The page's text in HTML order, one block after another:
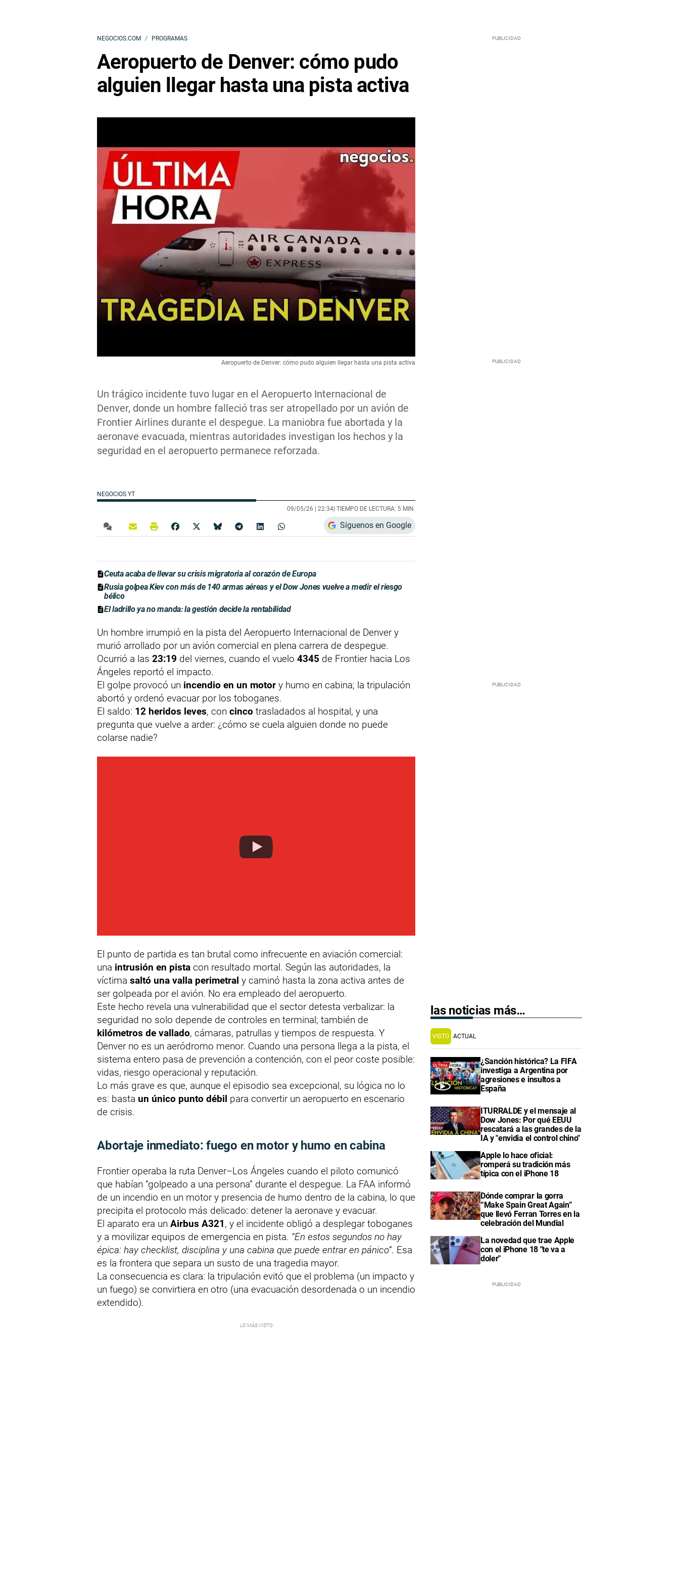
NEGOCIOS.COM PROGRAMAS
Aeropuerto de Denver: cómo pudo
alguien llegar hasta una pista activa
Un trágico incidente tuvo lugar en el Aeropuerto Internacional de
Denver, donde un hombre falleció tras ser atropellado por un avión de
Frontier Airlines durante el despegue. La maniobra fue abortada y la
aeronave evacuada, mientras autoridades investigan los hechos y la
seguridad en el aeropuerto permanece reforzada.
Aeropuerto de Denver: cómo pudo alguien llegar hasta una pista activa
NEGOCIOS YT
09/05/26 | 22:34| TIEMPO DE LECTURA: 5 MIN.
Síguenos en Google
Ceuta acaba de llevar su crisis migratoria al corazón de Europa
Rusia golpea Kiev con más de 140 armas aéreas y el Dow Jones vuelve a medir el riesgo
bélico
El ladrillo ya no manda: la gestión decide la rentabilidad
Un hombre irrumpió en la pista del Aeropuerto Internacional de Denver y
murió arrollado por un avión comercial en plena carrera de despegue.
Ocurrió a las 23:19 del viernes, cuando el vuelo 4345 de Frontier hacia Los
Ángeles reportó el impacto.
El golpe provocó un incendio en un motor y humo en cabina; la tripulación
abortó y ordenó evacuar por los toboganes.
El saldo: 12 heridos leves, con cinco trasladados al hospital, y una
pregunta que vuelve a arder: ¿cómo se cuela alguien donde no puede
colarse nadie?
El punto de partida es tan brutal como infrecuente en aviación comercial:
una intrusión en pista con resultado mortal. Según las autoridades, la
víctima saltó una valla perimetral y caminó hasta la zona activa antes de
ser golpeada por el avión. No era empleado del aeropuerto.
Este hecho revela una vulnerabilidad que el sector detesta verbalizar: la
seguridad no solo depende de controles en terminal; también de
kilómetros de vallado, cámaras, patrullas y tiempos de respuesta. Y
Denver no es un aeródromo menor. Cuando una persona llega a la pista, el
sistema entero pasa de prevención a contención, con el peor coste posible:
vidas, riesgo operacional y reputación.
Lo más grave es que, aunque el episodio sea excepcional, su lógica no lo
es: basta un único punto débil para convertir un aeropuerto en escenario
de crisis.
Abortaje inmediato: fuego en motor y humo en cabina
Frontier operaba la ruta Denver–Los Ángeles cuando el piloto comunicó
que habían “golpeado a una persona” durante el despegue. La FAA informó
de un incendio en un motor y presencia de humo dentro de la cabina, lo que
precipita el protocolo más delicado: detener la aeronave y evacuar.
El aparato era un Airbus A321, y el incidente obligó a desplegar toboganes
y a movilizar equipos de emergencia en pista. “En estos segundos no hay
épica: hay checklist, disciplina y una cabina que puede entrar en pánico”. Esa
es la frontera que separa un susto de una tragedia mayor.
La consecuencia es clara: la tripulación evitó que el problema (un impacto y
un fuego) se convirtiera en otro (una evacuación desordenada o un incendio
extendido).
las noticias más…
VISTO ACTUAL
¿Sanción histórica? La FIFA
investiga a Argentina por
agresiones e insultos a
España
ITURRALDE y el mensaje al
Dow Jones: Por qué EEUU
rescatará a las grandes de la
IA y "envidia el control chino"
Apple lo hace oficial:
romperá su tradición más
típica con el iPhone 18
Dónde comprar la gorra
“Make Spain Great Again”
que llevó Ferran Torres en la
celebración del Mundial
La novedad que trae Apple
con el iPhone 18 "te va a
doler"